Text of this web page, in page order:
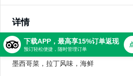
详情
美食
墨西哥菜，拉丁风味，海鲜
下载APP，最高享15%订单返现
预订轻松便捷，随时管理订单